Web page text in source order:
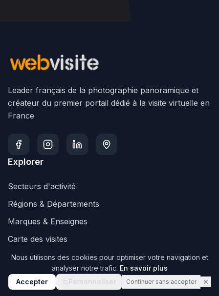
Leader français de la photographie panoramique et
créateur du premier portail dédié à la visite virtuelle en
France
Explorer
Secteurs d'activité
Régions & Départements
Marques & Enseignes
Carte des visites
Visite Google
Business
Nous utilisons des cookies pour optimiser votre navigation et
analyser notre trafic. En savoir plus
Accepter
Personnaliser Continuer sans accepter